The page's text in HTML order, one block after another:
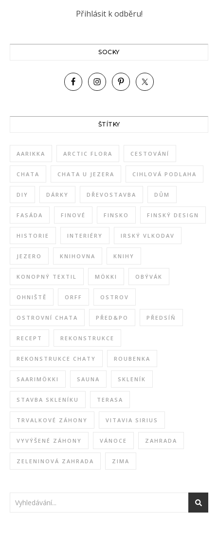
SOCKY
ŠTÍTKY
AARIKKA ARCTIC FLORA CESTOVÁNÍ
CHATA CHATA U JEZERA CIHLOVÁ PODLAHA
DIY DÁRKY DŘEVOSTAVBA DŮM
FASÁDA FINOVÉ FINSKO FINSKÝ DESIGN
HISTORIE INTERIÉRY IRSKÝ VLKODAV
JEZERO KNIHOVNA KNIHY
KONOPNÝ TEXTIL MÖKKI OBÝVÁK
OHNIŠTĚ ORFF OSTROV
OSTROVNÍ CHATA PŘED&PO PŘEDSÍŇ
RECEPT REKONSTRUKCE
REKONSTRUKCE CHATY ROUBENKA
SAARIMÖKKI SAUNA SKLENÍK
STAVBA SKLENÍKU TERASA
TRVALKOVÉ ZÁHONY VITAVIA SIRIUS
VYVÝŠENÉ ZÁHONY VÁNOCE ZAHRADA
ZELENINOVÁ ZAHRADA ZIMA